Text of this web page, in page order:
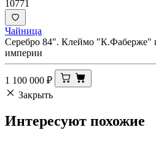
10771
Чайница
Серебро 84". Клеймо "К.Фаберже"
империи
1 100 000 ₽
Закрыть
Интересуют похожие